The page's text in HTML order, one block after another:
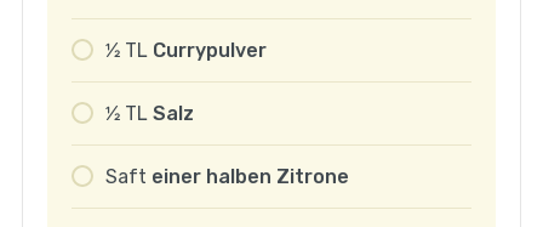
1⁄2 TL Currypulver
1⁄2 TL Salz
Saft einer halben Zitrone